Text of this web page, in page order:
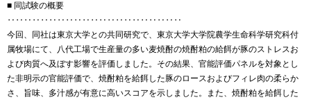
■ 同試験の概要
‥‥‥‥‥‥‥‥‥‥‥‥‥‥‥‥‥‥‥‥‥
今回、同社は東京大学との共同研究で、東京大学大学院農学生命科学研究科付
属牧場にて、八代工場で生産量の多い麦焼酎の焼酎粕の給餌が豚のストレスお
よび肉質へ及ぼす影響を評価しました。その結果、官能評価パネルを対象とし
た非明示の官能評価で、焼酎粕を給餌した豚のロースおよびフィレ肉の柔らか
さ、旨味、多汁感が有意に高いスコアを示しました。また、焼酎粕を給餌した